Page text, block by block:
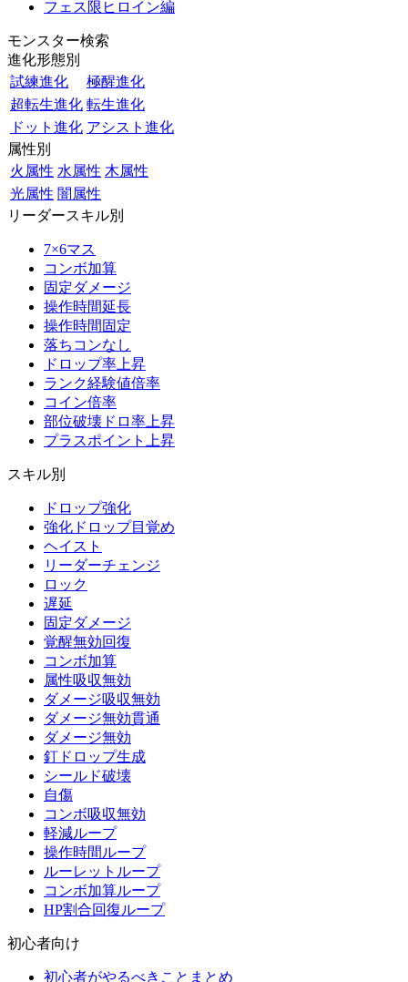
フェス限ヒロイン編
モンスター検索
進化形態別
試練進化
極醒進化
超転生進化 転生進化
ドット進化 アシスト進化
属性別
火属性 水属性 木属性
光属性 闇属性
リーダースキル別
7×6マス
コンボ加算
固定ダメージ
操作時間延長
操作時間固定
落ちコンなし
ドロップ率上昇
ランク経験値倍率
コイン倍率
部位破壊ドロ率上昇
プラスポイント上昇
スキル別
ドロップ強化
強化ドロップ目覚め
ヘイスト
リーダーチェンジ
ロック
遅延
固定ダメージ
覚醒無効回復
コンボ加算
属性吸収無効
ダメージ吸収無効
ダメージ無効貫通
ダメージ無効
釘ドロップ生成
シールド破壊
自傷
コンボ吸収無効
軽減ループ
操作時間ループ
ルーレットループ
コンボ加算ループ
HP割合回復ループ
初心者向け
初心者がやるべきことまとめ